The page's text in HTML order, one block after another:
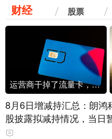
财经 股票
运营商干掉了流量卡，他们真的玩不起了
8月6日增减持汇总：朗鸿
股披露拟减持情况，当日
公司披露拟增持情况（表）